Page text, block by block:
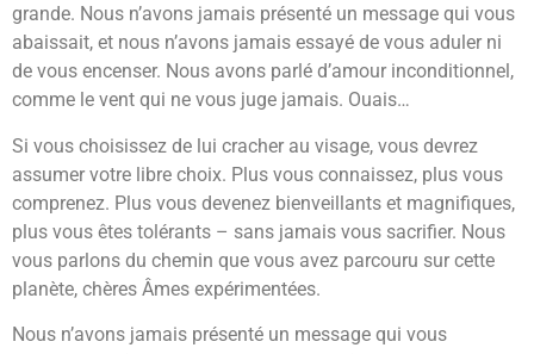
grande. Nous n’avons jamais présenté un message qui vous
abaissait, et nous n’avons jamais essayé de vous aduler ni
de vous encenser. Nous avons parlé d’amour inconditionnel,
comme le vent qui ne vous juge jamais. Ouais…
Si vous choisissez de lui cracher au visage, vous devrez
assumer votre libre choix. Plus vous connaissez, plus vous
comprenez. Plus vous devenez bienveillants et magnifiques,
plus vous êtes tolérants – sans jamais vous sacrifier. Nous
vous parlons du chemin que vous avez parcouru sur cette
planète, chères Âmes expérimentées.
Nous n’avons jamais présenté un message qui vous